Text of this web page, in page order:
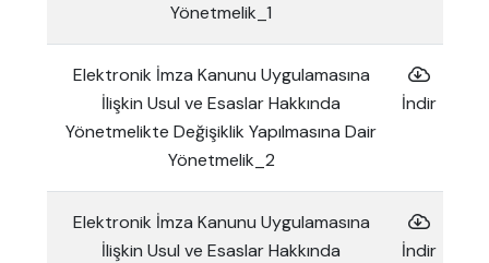
Yönetmelik_1
Elektronik İmza Kanunu Uygulamasına
İlişkin Usul ve Esaslar Hakkında
Yönetmelikte Değişiklik Yapılmasına Dair
Yönetmelik_2
İndir
Elektronik İmza Kanunu Uygulamasına
İlişkin Usul ve Esaslar Hakkında
İndir